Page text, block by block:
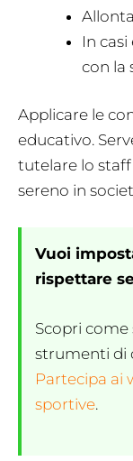
In
con la
Applicare le
educativo.
tutelare lo
sereno in
Vuoi
rispettare
Scopri
strumenti di
Partecipa ai
sportive.